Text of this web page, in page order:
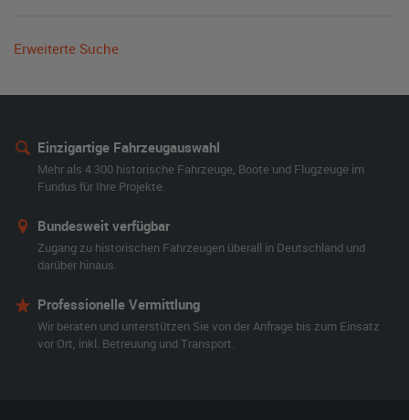
Erweiterte Suche
Einzigartige Fahrzeugauswahl
Mehr als 4.300 historische Fahrzeuge, Boote und Flugzeuge im
Fundus für Ihre Projekte.
Bundesweit verfügbar
Zugang zu historischen Fahrzeugen überall in Deutschland und
darüber hinaus.
Professionelle Vermittlung
Wir beraten und unterstützen Sie von der Anfrage bis zum Einsatz
vor Ort, inkl. Betreuung und Transport.